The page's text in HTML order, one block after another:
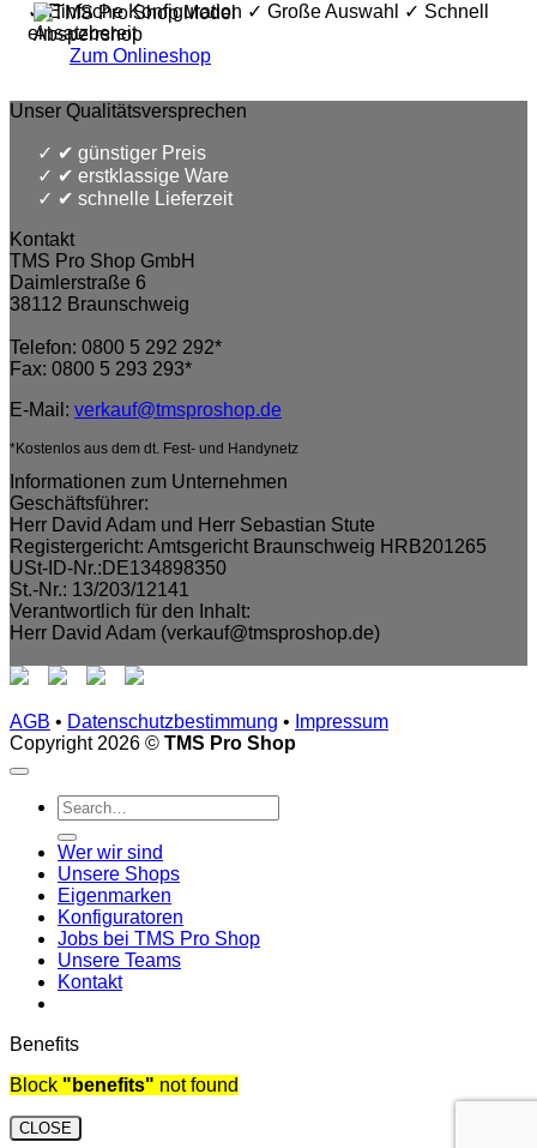
✓ Einfache Konfiguration ✓ Große Auswahl ✓ Schnell
einsatzbereit
Zum Onlineshop
Unser Qualitätsversprechen
✔ günstiger Preis
✔ erstklassige Ware
✔ schnelle Lieferzeit
Kontakt
TMS Pro Shop GmbH
Daimlerstraße 6
38112 Braunschweig
Telefon: 0800 5 292 292*
Fax: 0800 5 293 293*
E-Mail: verkauf@tmsproshop.de
*Kostenlos aus dem dt. Fest- und Handynetz
Informationen zum Unternehmen
Geschäftsführer:
Herr David Adam und Herr Sebastian Stute
Registergericht: Amtsgericht Braunschweig HRB201265
USt-ID-Nr.:DE134898350
St.-Nr.: 13/203/12141
Verantwortlich für den Inhalt:
Herr David Adam (verkauf@tmsproshop.de)
AGB • Datenschutzbestimmung • Impressum
Copyright 2026 © TMS Pro Shop
Wer wir sind
Unsere Shops
Eigenmarken
Konfiguratoren
Jobs bei TMS Pro Shop
Unsere Teams
Kontakt
Benefits
Block "benefits" not found
CLOSE